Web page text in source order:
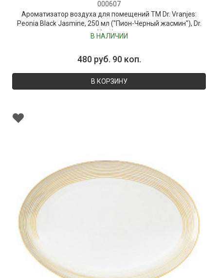
000607
Ароматизатор воздуха для помещений ТМ Dr. Vranjes:
Peonia Black Jasmine, 250 мл ("Пион-Черный жасмин"), Dr.
Vranjes
В НАЛИЧИИ
480 руб. 90 коп.
В КОРЗИНУ